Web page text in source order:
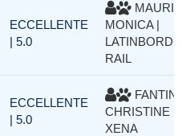
ECCELLENTE
| 5.0
MAURI
MONICA |
RAIL
ECCELLENTE
| 5.0
FANTINI
CHRISTINE |
XENA